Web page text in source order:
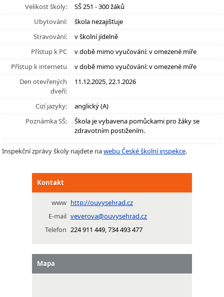
Velikost školy:
SŠ 251 - 300 žáků
Ubytování:
škola nezajišťuje
Stravování:
v školní jídelně
Přístup k PC
v době mimo vyučování: v omezené míře
Přístup k internetu
v době mimo vyučování: v omezené míře
Den otevřených
dveří:
11.12.2025, 22.1.2026
Cizí jazyky:
anglický (A)
Poznámka SŠ:
Škola je vybavena pomůckami pro žáky se
zdravotním postižením.
Inspekční zprávy školy najdete nawebu České školní inspekce.
Kontakt
www http://ouvysehrad.cz
E-mail veverova@ouvysehrad.cz
Telefon 224 911 449, 734 493 477
Mapa